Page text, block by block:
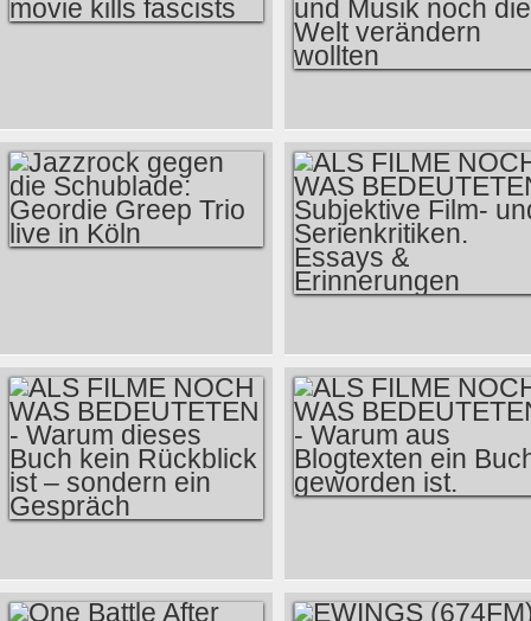
(2025)- RYAN
COOGLER - THIS
MOVIE KILLS
FASCISTS
LIT.COLOGNE 2026
- GEGENWART
MACHEN – ALS
TEXTE ÜBER POP
UND MUSIK NOCH
DIE WELT
WOLLTEN
DIE SCHUBLADE:
GEORDIE GREEP
TRIO LIVE IN KÖLN
ALS FILME NOCH
WAS BEDEUTETEN
SUBJEKTIVE FILM-
UND
SERIENKRITIKEN.
ALS FILME NOCH
WAS BEDEUTETEN